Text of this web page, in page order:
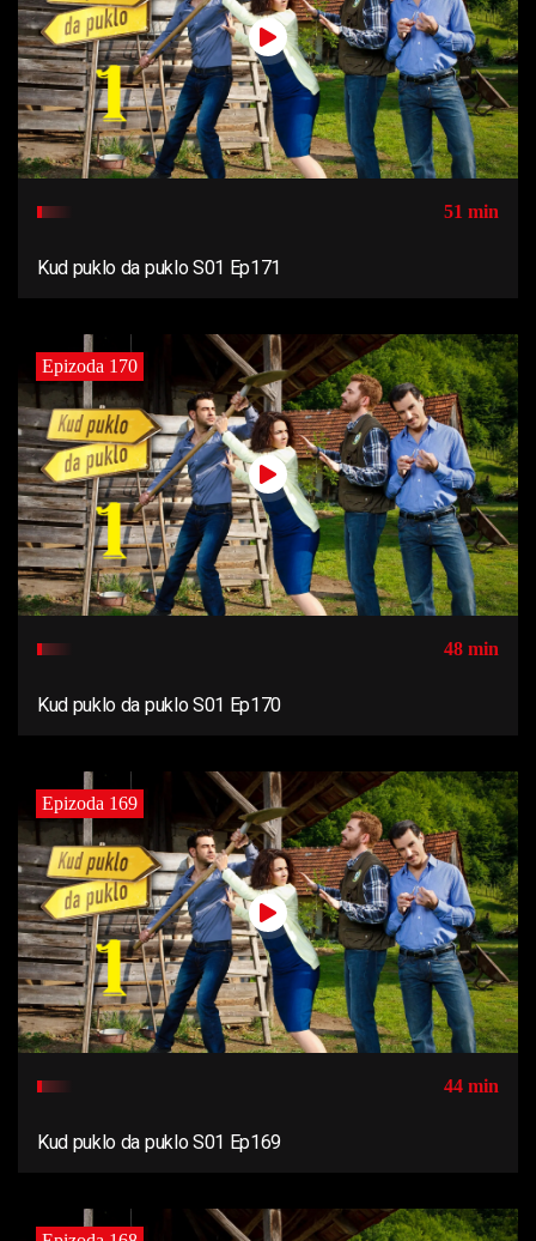
51 min
Kud puklo da puklo S01 Ep171
Epizoda 170
48 min
Kud puklo da puklo S01 Ep170
Epizoda 169
44 min
Kud puklo da puklo S01 Ep169